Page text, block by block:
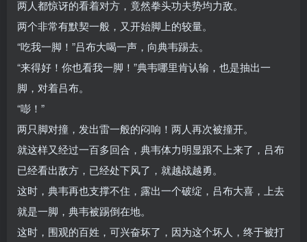
两人都惊讶的看着对方，竟然拳头功夫势均力敌。
两个非常有默契一般，又开始脚上的较量。
“吃我一脚！”吕布大喝一声，向典韦踢去。
“来得好！你也看我一脚！”典韦哪里肯认输，也是抽出一
脚，对着吕布。
“嘭！”
两只脚对撞，发出雷一般的闷响！两人再次被撞开。
就这样又经过一百多回合，典韦体力明显跟不上来了，吕布
已经看出敌方，已经处下风了，就越战越勇。
这时，典韦再也支撑不住，露出一个破绽，吕布大喜，上去
就是一脚，典韦被踢倒在地。
这时，围观的百姓，可兴奋坏了，因为这个坏人，终于被打